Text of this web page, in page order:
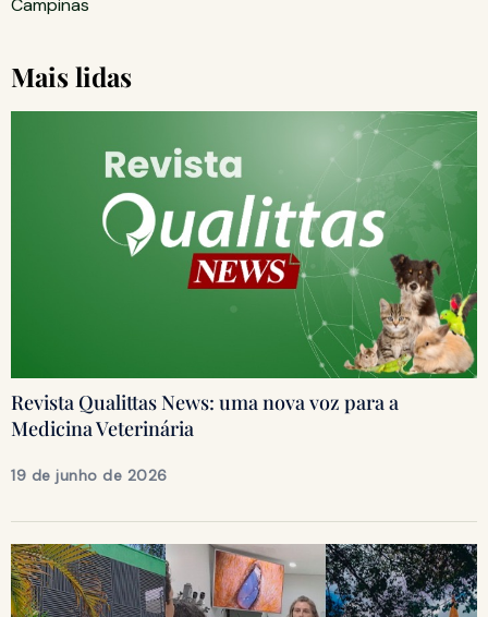
Campinas
Mais lidas
Revista Qualittas News: uma nova voz para a
Medicina Veterinária
19 de junho de 2026